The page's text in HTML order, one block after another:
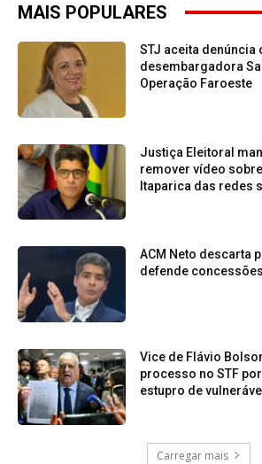
MAIS POPULARES
STJ aceita denúncia
desembargadora
Operação Faroeste
Justiça Eleitoral
remover vídeo
Itaparica das redes
ACM Neto descarta
defende
Vice de Flávio
processo no STF
estupro de vulnerável
Carregar mais